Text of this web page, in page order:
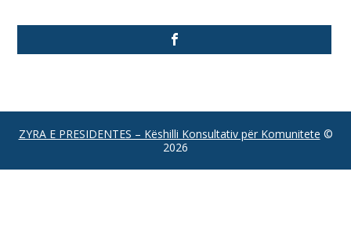
ZYRA E PRESIDENTES – Këshilli Konsultativ për Komunitete ©
2026